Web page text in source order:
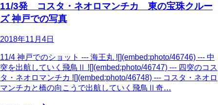
11/3発 コスタ・ネオロマンチカ 東の宝珠クルー
ズ 神戸での写真
2018年11月4日
11/4 神戸でのショット --- 海王丸 ![](embed:photo/46746) --- 中
突を出航していく飛鳥Ⅱ ![](embed:photo/46747) --- 四突のコス
タ・ネオロマンチカ ![](embed:photo/46748) --- コスタ・ネオロ
マンチカと橋の向こうで出航していく飛鳥Ⅱ奇…